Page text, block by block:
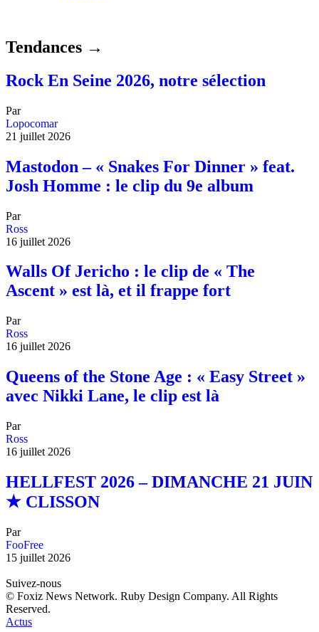
Tendances →
Rock En Seine 2026, notre sélection
Par
Lopocomar
21 juillet 2026
Mastodon – « Snakes For Dinner » feat.
Josh Homme : le clip du 9e album
Par
Ross
16 juillet 2026
Walls Of Jericho : le clip de « The
Ascent » est là, et il frappe fort
Par
Ross
16 juillet 2026
Queens of the Stone Age : « Easy Street »
avec Nikki Lane, le clip est là
Par
Ross
16 juillet 2026
HELLFEST 2026 – DIMANCHE 21 JUIN
★ CLISSON
Par
FooFree
15 juillet 2026
Suivez-nous
© Foxiz News Network. Ruby Design Company. All Rights
Reserved.
Actus